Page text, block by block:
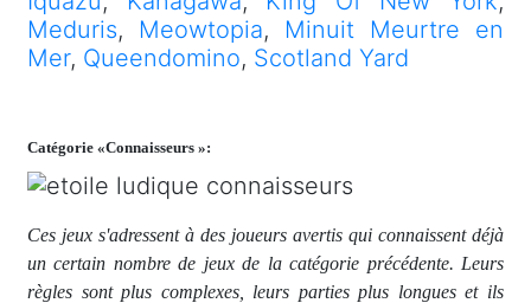
Meduris, Meowtopia, Minuit Meurtre en
Mer, Queendomino, Scotland Yard
Catégorie «Connaisseurs »:
Ces jeux s'adressent à des joueurs avertis qui connaissent déjà
un certain nombre de jeux de la catégorie précédente. Leurs
règles sont plus complexes, leurs parties plus longues et ils